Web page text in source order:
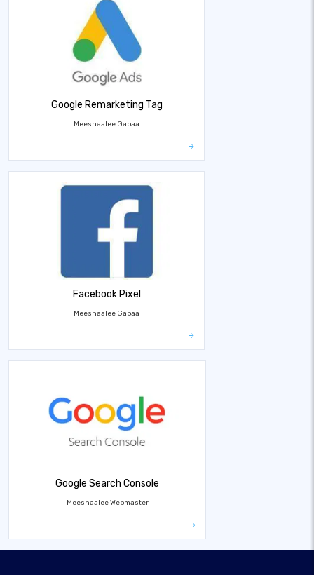
Google Remarketing Tag
Meeshaalee Gabaa
Facebook Pixel
Meeshaalee Gabaa
Google Search Console
Meeshaalee Webmaster